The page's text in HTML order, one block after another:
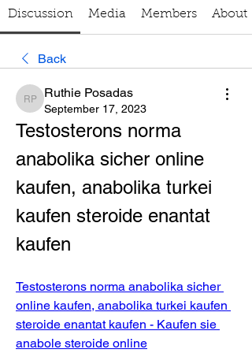
Discussion Media Members About
Back
Ruthie Posadas
Ruthie Posadas
September 17, 2023
Testosterons norma
anabolika sicher online
kaufen, anabolika turkei
kaufen steroide enantat
kaufen
Testosterons norma anabolika sicher
online kaufen, anabolika turkei kaufen
steroide enantat kaufen - Kaufen sie
anabole steroide online